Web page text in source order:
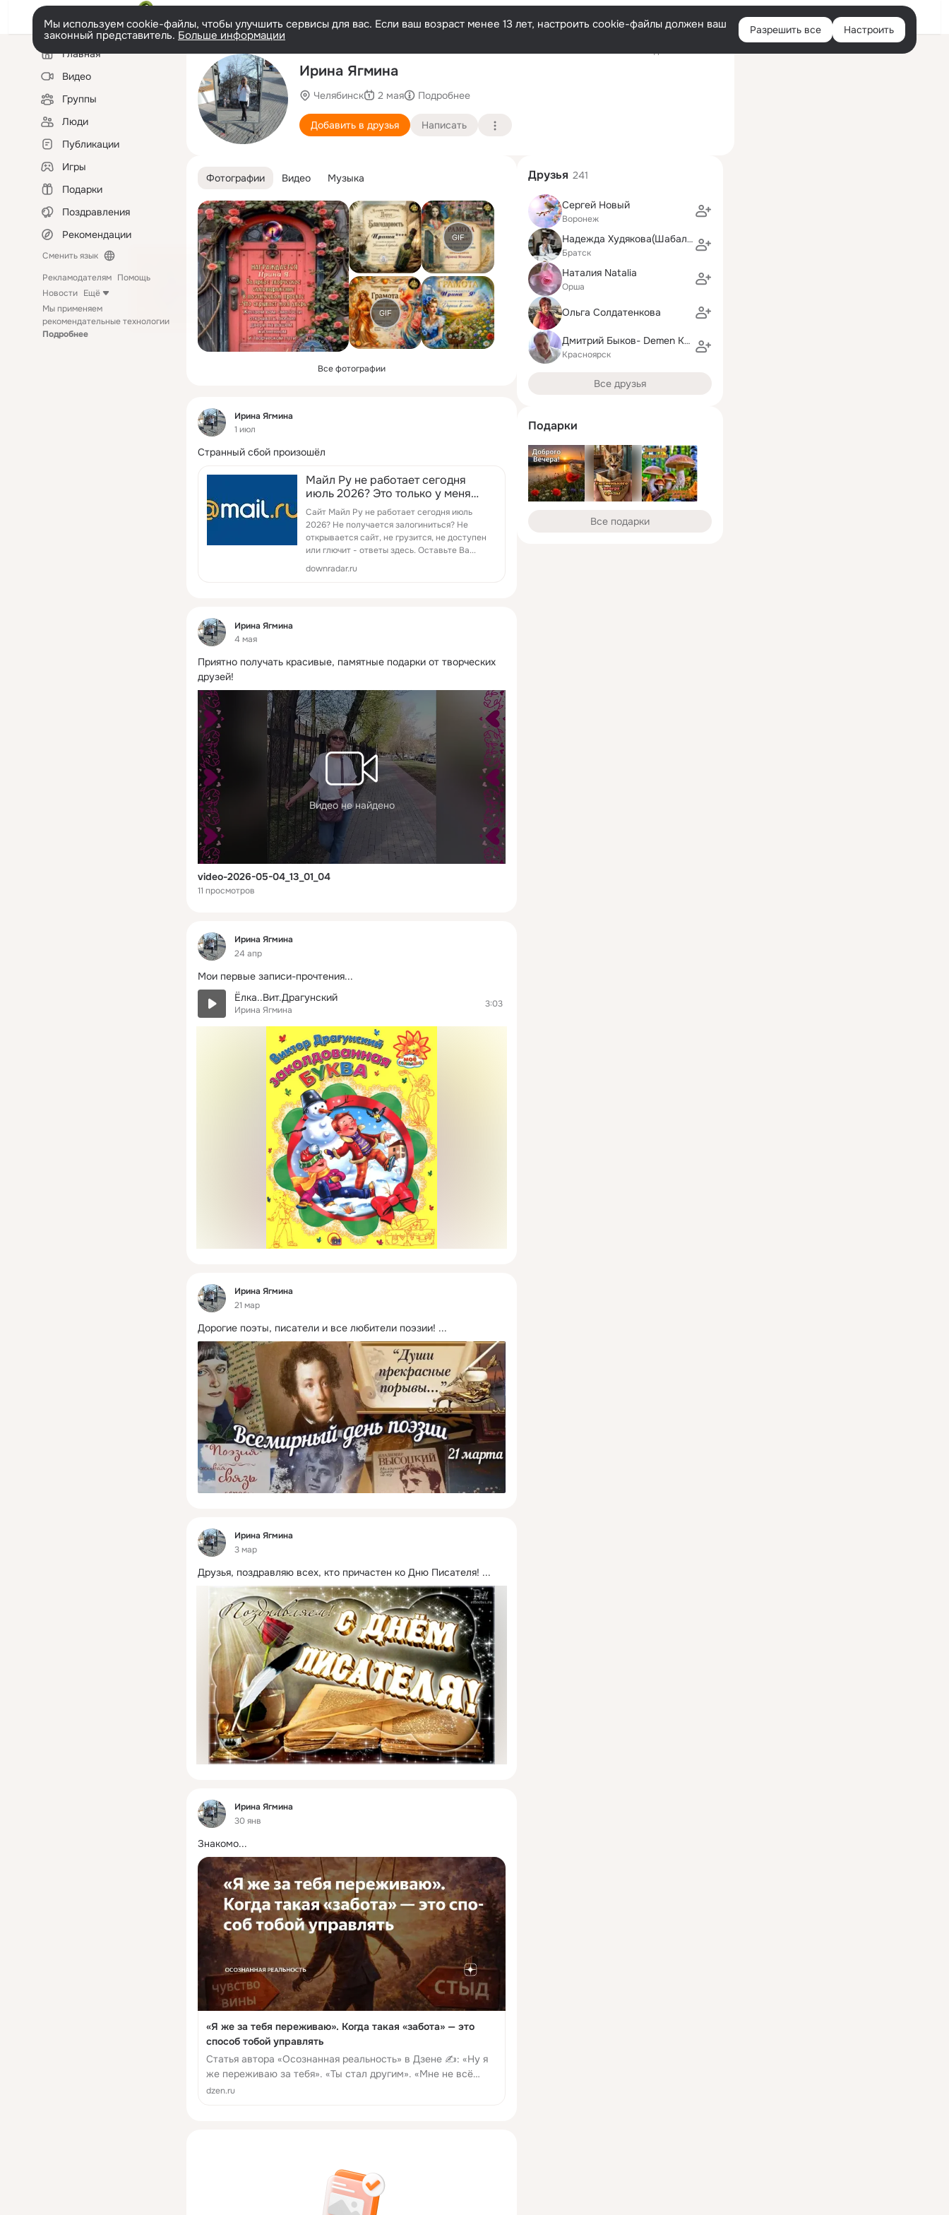
Войти
Мы используем cookie-файлы, чтобы улучшить сервисы для вас. Если ваш возраст менее 13 лет, настроить cookie-файлы должен ваш
законный представитель. Больше информации Разрешить все Настроить
Левая
колонкаГлавная
Видео
Группы
Люди
Публикации
Игры
Подарки
Поздравления
Рекомендации
Сменить язык
Рекламодателям Помощь
Новости Ещё
Мы применяем
рекомендательные технологии
Подробнее
Ирина Ягмина
Челябинск 2 мая Подробнее
Добавить в друзья Написать
Фотографии Видео Музыка
GIF
GIF
Все фотографии
Фид
Ирина Ягмина
1 июл
Странный сбой произошёл
Майл Ру не работает сегодня
июль 2026? Это только у меня
проблемы с Mail.ru или это сбой
сайта?
Сайт Майл Ру не работает сегодня июль
2026? Не получается залогиниться? Не
открывается сайт, не грузится, не доступен
или глючит - ответы здесь. Оставьте Ва...
downradar.ru
Фид
Ирина Ягмина
4 мая
Приятно получать красивые, памятные подарки от творческих
друзей!
Видео не найдено
video-2026-05-04_13_01_04
11 просмотров
Фид
Ирина Ягмина
24 апр
Мои первые записи-прочтения...
Ёлка..Вит.Драгунский
Ирина Ягмина
3:03
Фид
Ирина Ягмина
21 мар
Дорогие поэты, писатели и все любители поэзии! ...
Фид
Ирина Ягмина
3 мар
Друзья, поздравляю всех, кто причастен ко Дню Писателя! ...
Фид
Ирина Ягмина
30 янв
Знакомо...
«Я же за тебя переживаю». Когда такая «забота» — это
способ тобой управлять
Статья автора «Осознанная реальность» в Дзене ✍: «Ну я
же переживаю за тебя». «Ты стал другим». «Мне не всё
равно, вот и говорю». Знакомо? Слова вроде бы про заботу.
dzen.ru
Друзья 241
Cергей Новый
Воронеж
Надежда Худякова(Шабалина)
Братск
Наталия Natalia
Орша
Ольга Солдатенкова
Дмитрий Быков- Demen Keaper
Красноярск
Все друзья
Подарки
Все подарки